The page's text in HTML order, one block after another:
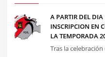
A PARTIR DEL DIA
INSCRIPCION EN
LA TEMPORADA
Tras la